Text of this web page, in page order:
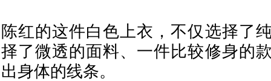
陈红的这件白色上衣，不仅选择了
择了微透的面料、一件比较修身的
出身体的线条。